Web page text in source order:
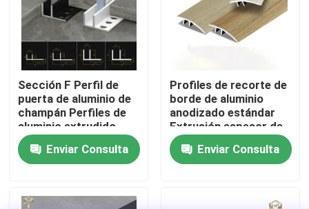
Contacto
noticias
Todos los casos
Solicitar una cotización
perfiles de aluminio para las ventanas y las puertas
Sección F Perfil de
puerta de aluminio de
champán Perfiles de
aluminio extrudido
estándar
Enviar Consulta
Profiles de recorte de
borde de aluminio
anodizado estándar
Extrusión espesor de
1 mm
Enviar Consulta